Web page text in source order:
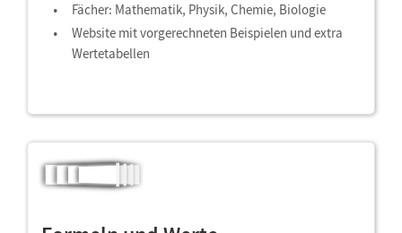
Fächer: Mathematik, Physik, Chemie, Biologie
Website mit vorgerechneten Beispielen und extra
Wertetabellen